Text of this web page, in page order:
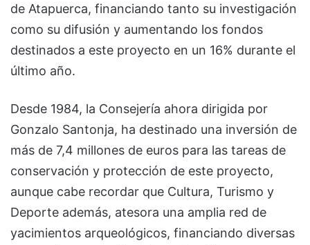
de Atapuerca, financiando tanto su investigación
como su difusión y aumentando los fondos
destinados a este proyecto en un 16% durante el
último año.
Desde 1984, la Consejería ahora dirigida por
Gonzalo Santonja, ha destinado una inversión de
más de 7,4 millones de euros para las tareas de
conservación y protección de este proyecto,
aunque cabe recordar que Cultura, Turismo y
Deporte además, atesora una amplia red de
yacimientos arqueológicos, financiando diversas